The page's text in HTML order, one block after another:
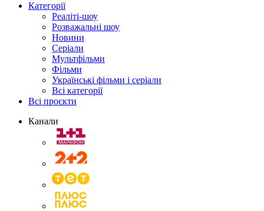
Категорії
Реаліті-шоу
Розважальні шоу
Новини
Серіали
Мультфільми
Фільми
Українські фільми і серіали
Всі категорії
Всі проєкти
Канали